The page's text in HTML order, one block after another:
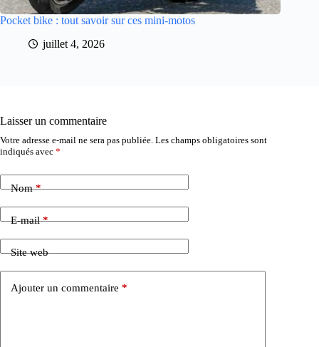
Pocket bike : tout savoir sur ces mini-motos
juillet 4, 2026
Laisser un commentaire
Votre adresse e-mail ne sera pas publiée. Les champs obligatoires sont
indiqués avec *
Nom*
E-mail*
Site web
Ajouter un commentaire *